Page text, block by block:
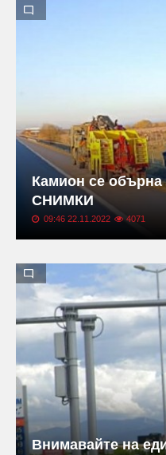
Камион се
СНИМКИ
09:46 22.11.2022 4071
Внимавайте на